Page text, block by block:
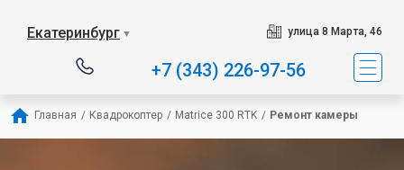
Екатеринбург ▼ улица 8 Марта, 46
+7 (343) 226-97-56
Главная / Квадрокоптер / Matrice 300 RTK / Ремонт камеры